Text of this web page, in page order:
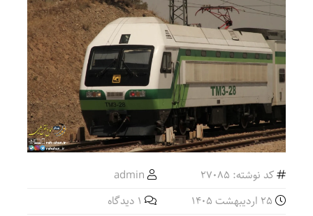
کد نوشته: 27085
admin
1 دیدگاه